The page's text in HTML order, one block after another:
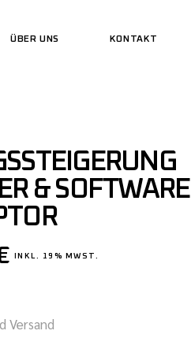
ÜBER UNS KONTAKT
SHOP
& SOFTWARE
INKL. 19% MWST.
Versand